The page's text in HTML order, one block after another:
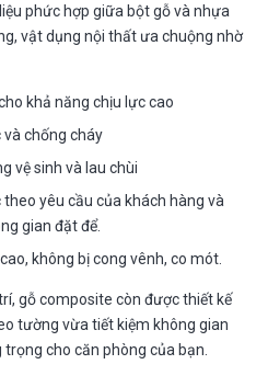
phức hợp giữa bột gỗ và nhựa
vật dụng nội thất ưa chuộng nhờ
khả năng chịu lực cao
chống cháy
vệ sinh và lau chùi
yêu cầu của khách hàng và
gian đặt để.
không bị cong vênh, co mót.
gỗ composite còn được thiết kế
tường vừa tiết kiệm không gian
cho căn phòng của bạn.